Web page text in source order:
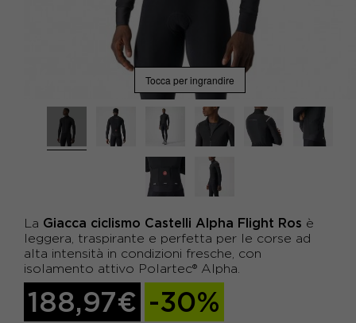
Tocca per ingrandire
La Giacca ciclismo Castelli Alpha Flight Ros è
leggera, traspirante e perfetta per le corse ad
alta intensità in condizioni fresche, con
isolamento attivo Polartec® Alpha.
188,97€ -30%